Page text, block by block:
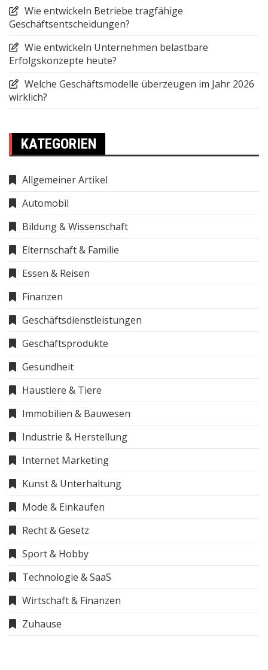
Wie entwickeln Betriebe tragfähige
Geschäftsentscheidungen?
Wie entwickeln Unternehmen belastbare
Erfolgskonzepte heute?
Welche Geschäftsmodelle überzeugen im Jahr 2026
wirklich?
KATEGORIEN
Allgemeiner Artikel
Automobil
Bildung & Wissenschaft
Elternschaft & Familie
Essen & Reisen
Finanzen
Geschäftsdienstleistungen
Geschäftsprodukte
Gesundheit
Haustiere & Tiere
Immobilien & Bauwesen
Industrie & Herstellung
Internet Marketing
Kunst & Unterhaltung
Mode & Einkaufen
Recht & Gesetz
Sport & Hobby
Technologie & SaaS
Wirtschaft & Finanzen
Zuhause